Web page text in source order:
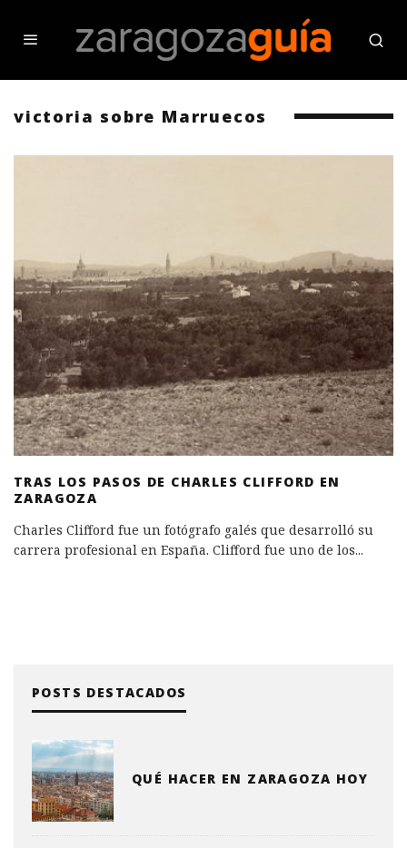
victoria sobre Marruecos
TRAS LOS PASOS DE CHARLES CLIFFORD EN
ZARAGOZA
Charles Clifford fue un fotógrafo galés que desarrolló su
carrera profesional en España. Clifford fue uno de los...
POSTS DESTACADOS
QUÉ HACER EN ZARAGOZA HOY